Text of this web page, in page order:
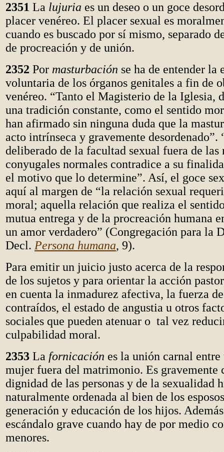
2351 La lujuria es un deseo o un goce
placer venéreo. El placer sexual es
cuando es buscado por sí mismo, separado
de procreación y de unión.
2352 Por masturbación se ha de entender la
voluntaria de los órganos genitales a fin de
venéreo. “Tanto el Magisterio de la Iglesia,
una tradición constante, como el sentido
han afirmado sin ninguna duda que la
acto intrínseca y gravemente desordenado”.
deliberado de la facultad sexual fuera de las
conyugales normales contradice a su
el motivo que lo determine”. Así, el goce
aquí al margen de “la relación sexual
moral; aquella relación que realiza el
mutua entrega y de la procreación humana
un amor verdadero” (Congregación para la
Decl. Persona humana, 9).
Para emitir un juicio justo acerca de la
de los sujetos y para orientar la acción
en cuenta la inmadurez afectiva, la fuerza
contraídos, el estado de angustia u otros
sociales que pueden atenuar o tal vez
culpabilidad moral.
2353 La fornicación es la unión carnal
mujer fuera del matrimonio. Es gravemente
dignidad de las personas y de la sexualidad
naturalmente ordenada al bien de los
generación y educación de los hijos.
escándalo grave cuando hay de por medio
menores.